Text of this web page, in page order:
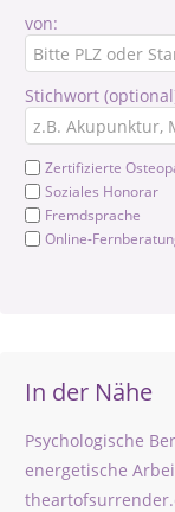
von:
Stichwort
Zertifizierte
Soziales Honorar
Fremdsprache
Online-
In der Nähe
Psychologische
energetische